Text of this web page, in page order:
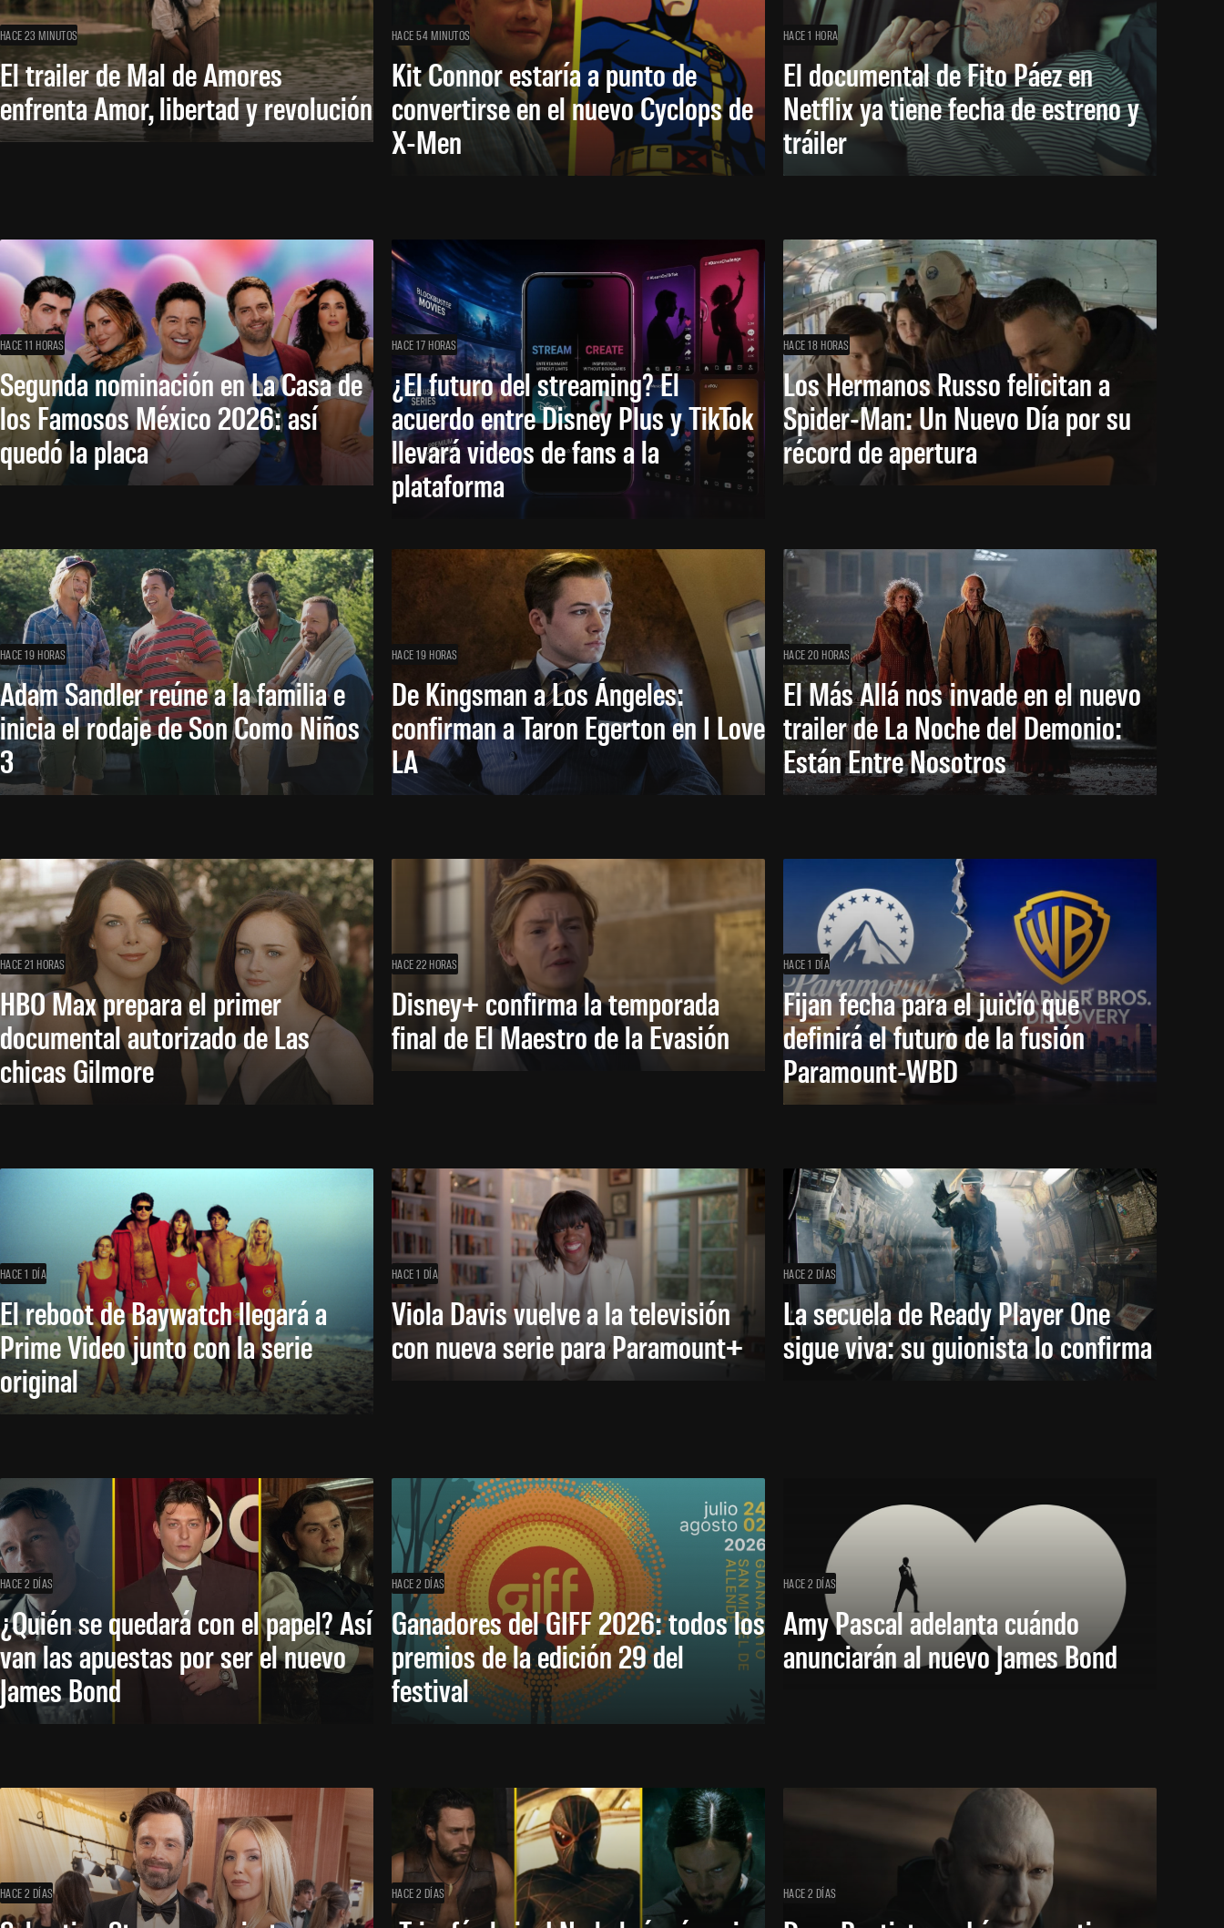
HACE 23 MINUTOS
El trailer de Mal de Amores
enfrenta Amor, libertad y revolución
HACE 54 MINUTOS
Kit Connor estaría a punto de
convertirse en el nuevo Cyclops de
X-Men
HACE 1 HORA
El documental de Fito Páez en
Netflix ya tiene fecha de estreno y
tráiler
HACE 11 HORAS
Segunda nominación en La Casa de
los Famosos México 2026: así
quedó la placa
HACE 17 HORAS
¿El futuro del streaming? El
acuerdo entre Disney Plus y TikTok
llevará videos de fans a la
plataforma
HACE 18 HORAS
Los Hermanos Russo felicitan a
Spider-Man: Un Nuevo Día por su
récord de apertura
HACE 19 HORAS
Adam Sandler reúne a la familia e
inicia el rodaje de Son Como Niños
3
HACE 19 HORAS
De Kingsman a Los Ángeles:
confirman a Taron Egerton en I Love
LA
HACE 20 HORAS
El Más Allá nos invade en el nuevo
trailer de La Noche del Demonio:
Están Entre Nosotros
HACE 21 HORAS
HBO Max prepara el primer
documental autorizado de Las
chicas Gilmore
HACE 22 HORAS
Disney+ confirma la temporada
final de El Maestro de la Evasión
HACE 1 DÍA
Fijan fecha para el juicio que
definirá el futuro de la fusión
Paramount-WBD
HACE 1 DÍA
El reboot de Baywatch llegará a
Prime Video junto con la serie
original
HACE 1 DÍA
Viola Davis vuelve a la televisión
con nueva serie para Paramount+
HACE 2 DÍAS
La secuela de Ready Player One
sigue viva: su guionista lo confirma
HACE 2 DÍAS
¿Quién se quedará con el papel? Así
van las apuestas por ser el nuevo
James Bond
HACE 2 DÍAS
Ganadores del GIFF 2026: todos los
premios de la edición 29 del
festival
HACE 2 DÍAS
Amy Pascal adelanta cuándo
anunciarán al nuevo James Bond
HACE 2 DÍAS HACE 2 DÍAS HACE 2 DÍAS